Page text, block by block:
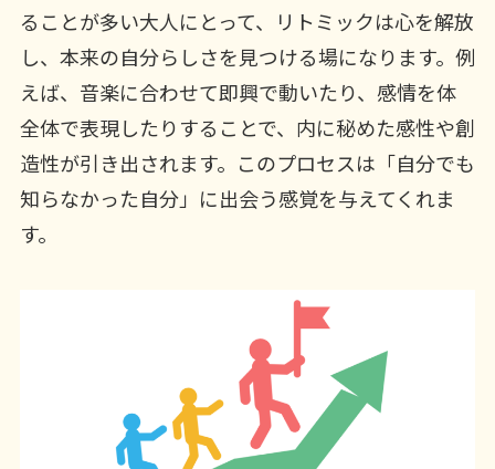
ることが多い大人にとって、リトミックは心を解放
し、本来の自分らしさを見つける場になります。例
えば、音楽に合わせて即興で動いたり、感情を体
全体で表現したりすることで、内に秘めた感性や創
造性が引き出されます。このプロセスは「自分でも
知らなかった自分」に出会う感覚を与えてくれま
す。